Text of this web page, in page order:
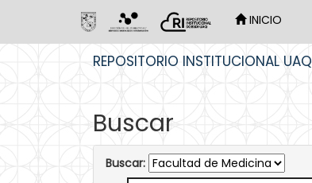
INICIO
REPOSITORIO INSTITUCIONAL UAQ
Buscar
Buscar: